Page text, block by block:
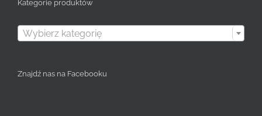
Kategorie produktów
Wybierz kategorię
Znajdź nas na Facebooku